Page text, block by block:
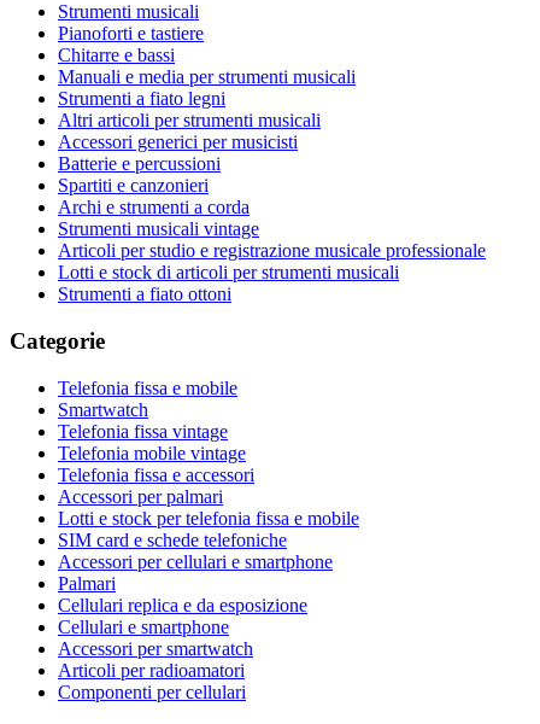
Strumenti musicali
Pianoforti e tastiere
Chitarre e bassi
Manuali e media per strumenti musicali
Strumenti a fiato legni
Altri articoli per strumenti musicali
Accessori generici per musicisti
Batterie e percussioni
Spartiti e canzonieri
Archi e strumenti a corda
Strumenti musicali vintage
Articoli per studio e registrazione musicale professionale
Lotti e stock di articoli per strumenti musicali
Strumenti a fiato ottoni
Categorie
Telefonia fissa e mobile
Smartwatch
Telefonia fissa vintage
Telefonia mobile vintage
Telefonia fissa e accessori
Accessori per palmari
Lotti e stock per telefonia fissa e mobile
SIM card e schede telefoniche
Accessori per cellulari e smartphone
Palmari
Cellulari replica e da esposizione
Cellulari e smartphone
Accessori per smartwatch
Articoli per radioamatori
Componenti per cellulari